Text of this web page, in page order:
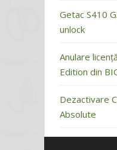
Getac S410
unlock
Anulare
Edition din
Dezactivare
Absolute